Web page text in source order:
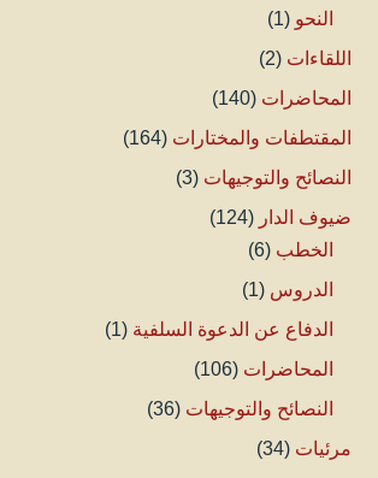
النحو (1)
اللقاءات (2)
المحاضرات (140)
المقتطفات والمختارات (164)
النصائح والتوجيهات (3)
ضيوف الدار (124)
الخطب (6)
الدروس (1)
الدفاع عن الدعوة السلفية (1)
المحاضرات (106)
النصائح والتوجيهات (36)
مرئيات (34)